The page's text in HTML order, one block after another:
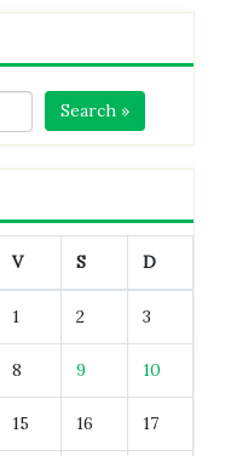
Search »
V S D
1 2 3
8 9 10
15 16 17